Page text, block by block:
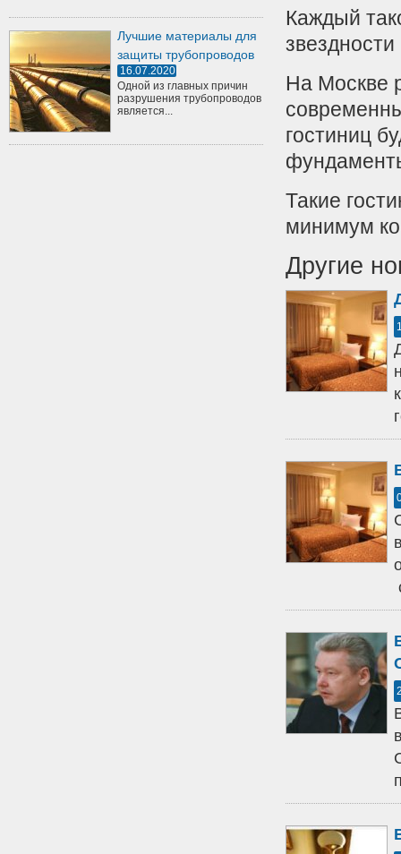
Лучшие материалы для
защиты трубопроводов
16.07.2020
Одной из главных причин
разрушения трубопроводов
является...
Каждый
На Москве
гостиниц
Такие
минимум
Другие